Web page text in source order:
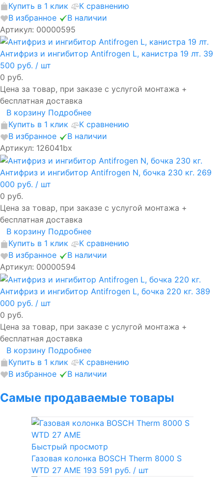
Купить в 1 клик
К сравнению
В избранное
В наличии
Артикул: 00000595
Антифриз и ингибитор Antifrogen L, канистра 19 лт. 39
500 руб. / шт
0 руб.
Цена за товар, при заказе с услугой монтажа +
бесплатная доставка
В корзину Подробнее
Купить в 1 клик
К сравнению
В избранное
В наличии
Артикул: 126041bx
Антифриз и ингибитор Antifrogen N, бочка 230 кг. 269
000 руб. / шт
0 руб.
Цена за товар, при заказе с услугой монтажа +
бесплатная доставка
В корзину Подробнее
Купить в 1 клик
К сравнению
В избранное
В наличии
Артикул: 00000594
Антифриз и ингибитор Antifrogen L, бочка 220 кг. 389
000 руб. / шт
0 руб.
Цена за товар, при заказе с услугой монтажа +
бесплатная доставка
В корзину Подробнее
Купить в 1 клик
К сравнению
В избранное
В наличии
Самые продаваемые товары
Быстрый просмотр
Газовая колонка BOSCH Therm 8000 S
WTD 27 AME 193 591 руб. / шт